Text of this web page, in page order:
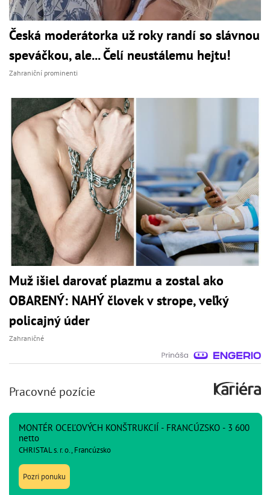
Česká moderátorka už roky randí so slávnou
speváčkou, ale... Čelí neustálemu hejtu!
Zahraniční prominenti
Muž išiel darovať plazmu a zostal ako
OBARENÝ: NAHÝ človek v strope, veľký
policajný úder
Zahraničné
Pracovné pozície
MONTÉR OCEĽOVÝCH KONŠTRUKCIÍ - FRANCÚZSKO - 3 600
netto
CHRISTAL s. r. o., Francúzsko
Pozri ponuku